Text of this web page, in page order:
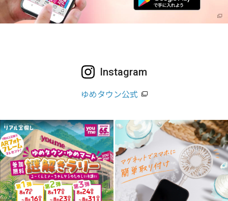
Instagram
ゆめタウン公式